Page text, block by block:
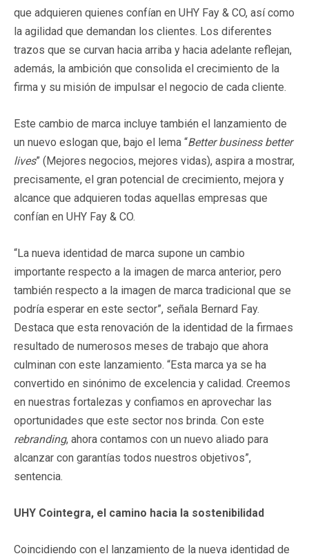
que adquieren quienes confían en UHY Fay & CO, así como
la agilidad que demandan los clientes. Los diferentes
trazos que se curvan hacia arriba y hacia adelante reflejan,
además, la ambición que consolida el crecimiento de la
firma y su misión de impulsar el negocio de cada cliente.
Este cambio de marca incluye también el lanzamiento de
un nuevo eslogan que, bajo el lema “Better business better
lives” (Mejores negocios, mejores vidas), aspira a mostrar,
precisamente, el gran potencial de crecimiento, mejora y
alcance que adquieren todas aquellas empresas que
confían en UHY Fay & CO.
“La nueva identidad de marca supone un cambio
importante respecto a la imagen de marca anterior, pero
también respecto a la imagen de marca tradicional que se
podría esperar en este sector”, señala Bernard Fay.
Destaca que esta renovación de la identidad de la firmaes
resultado de numerosos meses de trabajo que ahora
culminan con este lanzamiento. “Esta marca ya se ha
convertido en sinónimo de excelencia y calidad. Creemos
en nuestras fortalezas y confiamos en aprovechar las
oportunidades que este sector nos brinda. Con este
rebranding, ahora contamos con un nuevo aliado para
alcanzar con garantías todos nuestros objetivos”,
sentencia.
UHY Cointegra, el camino hacia la sostenibilidad
Coincidiendo con el lanzamiento de la nueva identidad de